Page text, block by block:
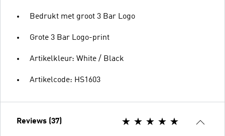
Bedrukt met groot 3 Bar Logo
Grote 3 Bar Logo-print
Artikelkleur: White / Black
Artikelcode: HS1603
Reviews (37)